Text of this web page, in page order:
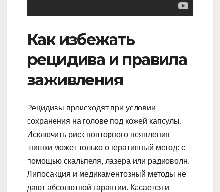
Как избежать
рецидива и правила
заживления
Рецидивы происходят при условии
сохранения на голове под кожей капсулы.
Исключить риск повторного появления
шишки может только оперативный метод: с
помощью скальпеля, лазера или радиоволн.
Липосакция и медикаментозный методы не
дают абсолютной гарантии. Касается и